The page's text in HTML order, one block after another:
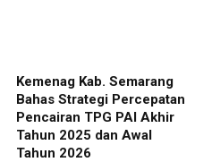
Kemenag Kab. Semarang
Bahas Strategi Percepatan
Pencairan TPG PAI Akhir
Tahun 2025 dan Awal
Tahun 2026